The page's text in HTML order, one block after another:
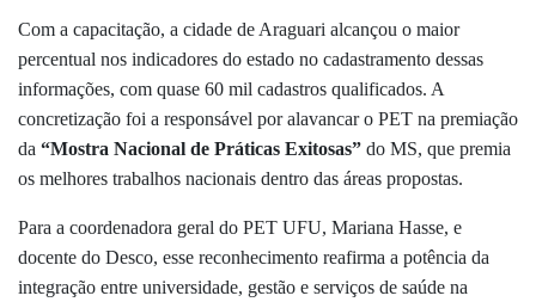
Com a capacitação, a cidade de Araguari alcançou o maior
percentual nos indicadores do estado no cadastramento dessas
informações, com quase 60 mil cadastros qualificados. A
concretização foi a responsável por alavancar o PET na premiação
da “Mostra Nacional de Práticas Exitosas” do MS, que premia
os melhores trabalhos nacionais dentro das áreas propostas.
Para a coordenadora geral do PET UFU, Mariana Hasse, e
docente do Desco, esse reconhecimento reafirma a potência da
integração entre universidade, gestão e serviços de saúde na